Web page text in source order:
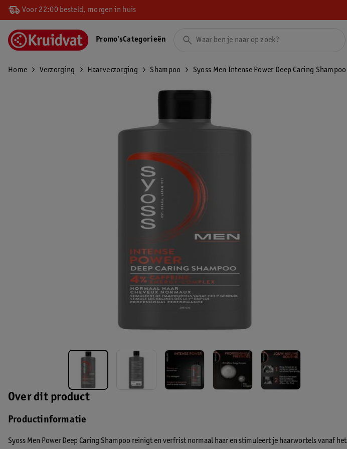
Voor 22:00 besteld, morgen in huis
Promo'sCategorieën
Home Verzorging Haarverzorging Shampoo Syoss Men Intense Power Deep Caring Shampoo
Over dit product
Productinformatie
Syoss Men Power Deep Caring Shampoo reinigt en verfrist normaal haar en stimuleert je haarwortels vanaf het